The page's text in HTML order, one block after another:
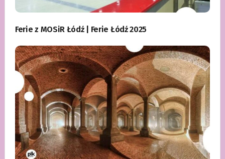
Ferie z MOSiR Łódź | Ferie Łódź 2025